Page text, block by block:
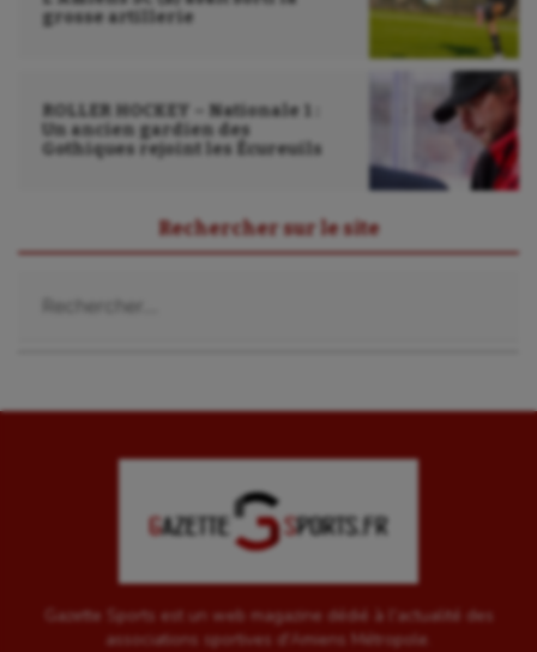
Sport santé
Sport-santé
Tir à l'arc
Triathlon
Ultimate frisbee
Voile
Wakeboard
grosse artillerie
ROLLER HOCKEY – Nationale 1 :
Un ancien gardien des
Gothiques rejoint les Écureuils
Rechercher sur le site
Gazette Sports est un web magazine dédié à l'actualité des
associations sportives d'Amiens Métropole.